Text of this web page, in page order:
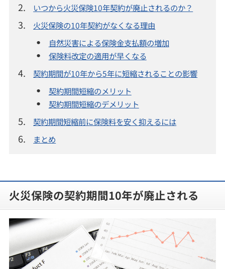
2. いつから火災保険10年契約が廃止されるのか？
3.
火災保険の10年契約がなくなる理由
自然災害による保険金支払額の増加
保険料改定の適用が早くなる
4.
契約期間が10年から5年に短縮されることの影響
契約期間短縮のメリット
契約期間短縮のデメリット
5. 契約期間短縮前に保険料を安く抑えるには
6. まとめ
火災保険の契約期間10年が廃止される